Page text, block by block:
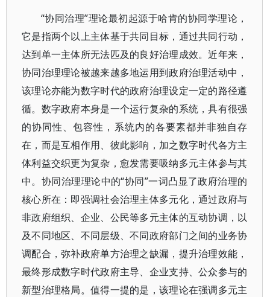
“协同治理”理论最初起源于哈肯的协同学理论，
它是指两个以上主体基于共同目标，通过共同行动，
达到单一主体所无法匹及的良好治理成效。近年来，
协同治理理论被越来越多地运用到政府治理活动中，
该理论亦能为数字时代的政府治理设定一定的路径遵
循。数字政府本身是一个运行复杂的系统，具有很强
的协同性、包容性，系统内的各要素都并非独自存
在，而是互相作用、彼此影响，加之数字时代各方主
体利益交织更为复杂，愈发需要吸纳多元主体参与其
中。协同治理理论中的“协同”一词凸显了政府治理的
核心所在：即强调社会治理主体多元化，通过政府与
非政府组织、企业、公民等多元主体的互动协调，以
及不同地区、不同层级、不同政府部门之间的业务协
调配合，弥补政府单方治理之缺漏，提升治理效能，
最终形成数字时代政府主导、企业支持、公众参与的
新型治理格局。值得一提的是，该理论在强调多元主